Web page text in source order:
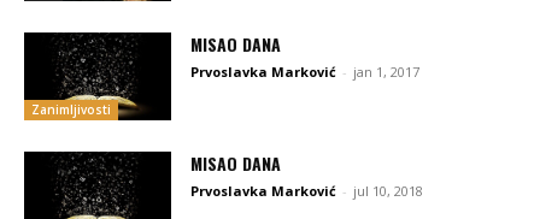
Zanimljivosti
MISAO DANA
Prvoslavka Marković - jan 1, 2017
MISAO DANA
Prvoslavka Marković - jul 10, 2018